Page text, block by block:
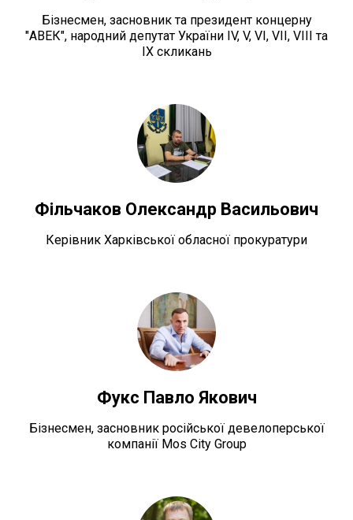
Бізнесмен, засновник та президент концерну
"АВЕК", народний депутат України IV, V, VI, VII, VIII та
IX скликань
Фільчаков Олександр Васильович
Керівник Харківської обласної прокуратури
Фукс Павло Якович
Бізнесмен, засновник російської девелоперської
компанії Mos City Group